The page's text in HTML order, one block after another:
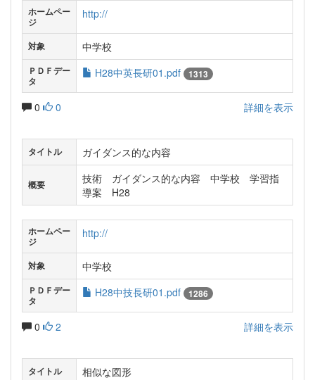
ホームペー
ジ
http://
対象 中学校
ＰＤＦデー
タ
H28中英長研01.pdf 1313
0 0 詳細を表示
タイトル ガイダンス的な内容
概要
技術 ガイダンス的な内容 中学校 学習指
導案 H28
ホームペー
ジ
http://
対象 中学校
ＰＤＦデー
タ
H28中技長研01.pdf 1286
0 2 詳細を表示
タイトル 相似な図形